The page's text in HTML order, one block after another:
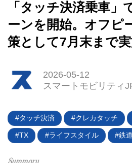
HOME
EV
電動バイク
ライフスタイル
テクノロジー
「タッチ決済乗車」
ーンを開始。オフピ
策として7月末まで
2026-05-12
スマートモビリティ
タッチ決済 クレカタッチ
TX ライフスタイル 鉄道